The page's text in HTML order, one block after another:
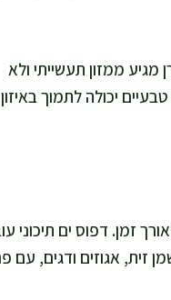
ממזון תעשייתי ולא
יכולה לתמוך
זמן. דפוס ים תיכוני
זית, אגוזים ודגים, עם